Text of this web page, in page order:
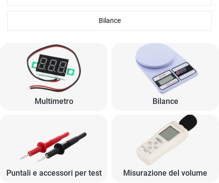
Bilance
Multimetro
Puntali e accessori per test
Bilance
Misurazione del volume